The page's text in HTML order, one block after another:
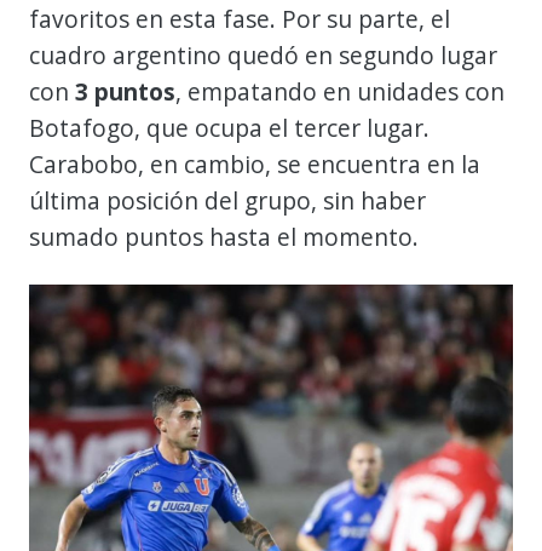
favoritos en esta fase. Por su parte, el
cuadro argentino quedó en segundo lugar
con 3 puntos, empatando en unidades con
Botafogo, que ocupa el tercer lugar.
Carabobo, en cambio, se encuentra en la
última posición del grupo, sin haber
sumado puntos hasta el momento.